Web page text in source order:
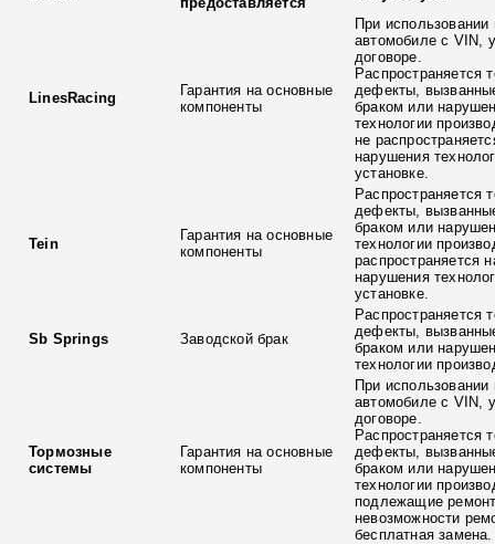
LinesRacing
Гарантия на основные
компоненты
При использовании
автомобиле с VIN,
договоре.
Распространяется
дефекты,
браком или
технологии
не
нарушения
установке.
Tein
Гарантия на основные
компоненты
Распространяется
дефекты,
браком или
технологии
распространяется
нарушения
установке.
Sb Springs Заводской брак
Распространяется
дефекты,
браком или
технологии
Тормозные
системы
Гарантия на основные
компоненты
При использовании
автомобиле с VIN,
договоре.
Распространяется
дефекты,
браком или
технологии
подлежащие
невозможности
бесплатная замена.